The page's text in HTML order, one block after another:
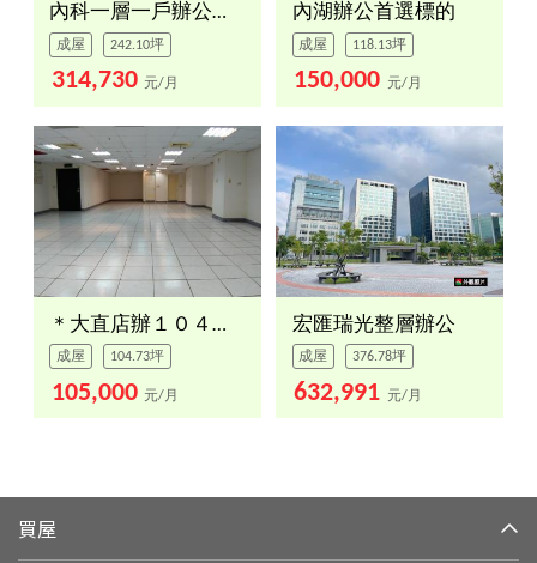
內科一層一戶辦公室５樓
成屋 242.10坪
314,730 元/月
內湖辦公首選標的
成屋 118.13坪
150,000 元/月
＊大直店辦１０４．７３坪
成屋 104.73坪
105,000 元/月
宏匯瑞光整層辦公
成屋 376.78坪
632,991 元/月
買屋